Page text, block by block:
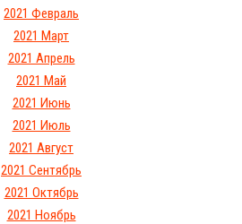
2021 Февраль
2021 Март
2021 Апрель
2021 Май
2021 Июнь
2021 Июль
2021 Август
2021 Сентябрь
2021 Октябрь
2021 Ноябрь